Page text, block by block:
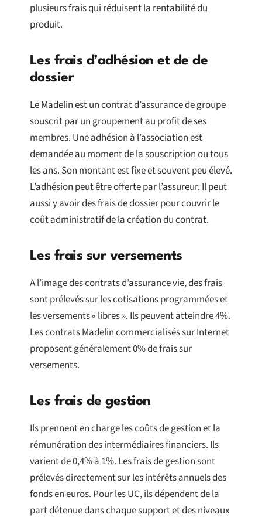
plusieurs frais qui réduisent la rentabilité du
produit.
Les frais d’adhésion et de de
dossier
Le Madelin est un contrat d’assurance de groupe
souscrit par un groupement au profit de ses
membres. Une adhésion à l’association est
demandée au moment de la souscription ou tous
les ans. Son montant est fixe et souvent peu élevé.
L’adhésion peut être offerte par l’assureur. Il peut
aussi y avoir des frais de dossier pour couvrir le
coût administratif de la création du contrat.
Les frais sur versements
A l’image des contrats d’assurance vie, des frais
sont prélevés sur les cotisations programmées et
les versements « libres ». Ils peuvent atteindre 4%.
Les contrats Madelin commercialisés sur Internet
proposent généralement 0% de frais sur
versements.
Les frais de gestion
Ils prennent en charge les coûts de gestion et la
rémunération des intermédiaires financiers. Ils
varient de 0,4% à 1%. Les frais de gestion sont
prélevés directement sur les intérêts annuels des
fonds en euros. Pour les UC, ils dépendent de la
part détenue dans chaque support et des niveaux